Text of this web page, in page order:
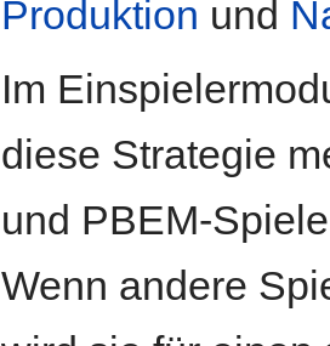
Produktion und
Im
diese Strategie
und PBEM-
Wenn andere